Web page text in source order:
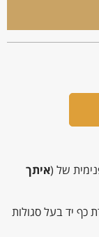
של (איתך
יד בעל סגולות